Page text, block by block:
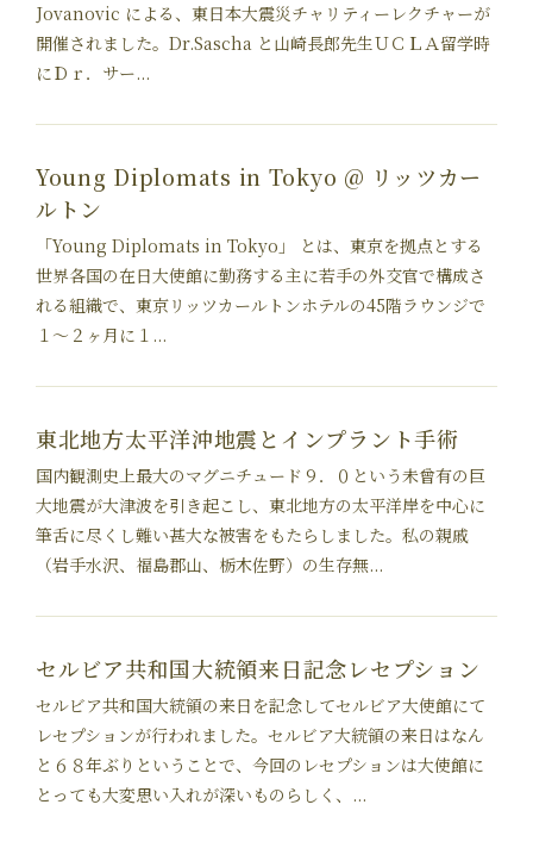
Jovanovic による、東日本大震災チャリティーレクチャーが
開催されました。Dr.Sascha と山崎長郎先生ＵＣＬＡ留学時
にＤｒ．サー...
Young Diplomats in Tokyo @ リッツカー
ルトン
「Young Diplomats in Tokyo」 とは、東京を拠点とする
世界各国の在日大使館に勤務する主に若手の外交官で構成さ
れる組織で、東京リッツカールトンホテルの45階ラウンジで
１〜２ヶ月に１...
東北地方太平洋沖地震とインプラント手術
国内観測史上最大のマグニチュード９．０という未曾有の巨
大地震が大津波を引き起こし、東北地方の太平洋岸を中心に
筆舌に尽くし難い甚大な被害をもたらしました。私の親戚
（岩手水沢、福島郡山、栃木佐野）の生存無...
セルビア共和国大統領来日記念レセプション
セルビア共和国大統領の来日を記念してセルビア大使館にて
レセプションが行われました。セルビア大統領の来日はなん
と６８年ぶりということで、今回のレセプションは大使館に
とっても大変思い入れが深いものらしく、...